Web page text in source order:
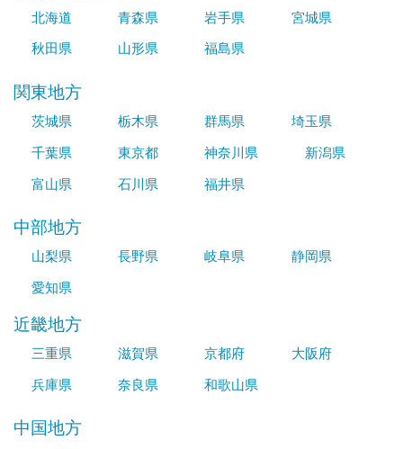
北海道 青森県 岩手県
宮城県
秋田県
山形県 福島県
関東地方
茨城県 栃木県 群馬県
埼玉県
千葉県
東京都 神奈川県
新潟県
富山県
石川県 福井県
中部地方
山梨県 長野県 岐阜県
静岡県
愛知県
近畿地方
三重県 滋賀県 京都府
大阪府
兵庫県
奈良県 和歌山県
中国地方